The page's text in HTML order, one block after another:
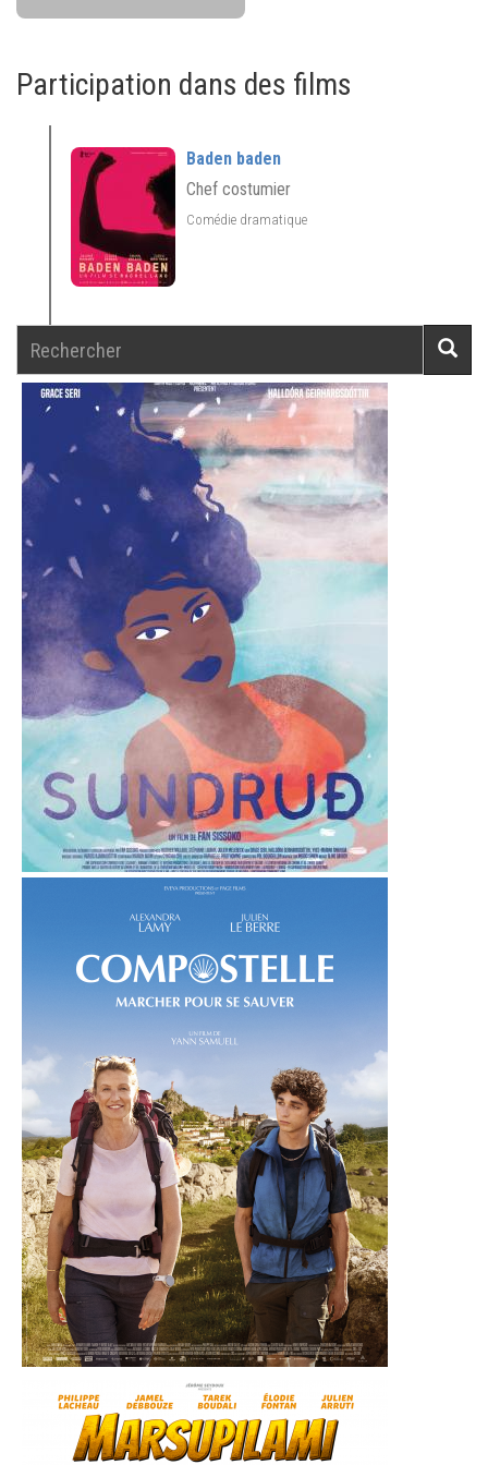
Participation dans des films
Baden baden
Chef costumier
Comédie dramatique